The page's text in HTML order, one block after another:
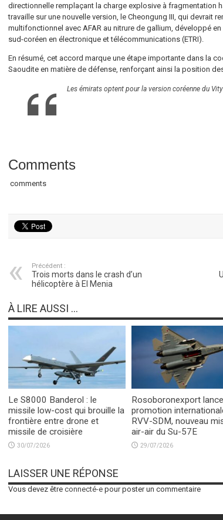
directionnelle remplaçant la charge explosive à fragmentation
travaille sur une nouvelle version, le Cheongung III, qui devrait
multifonctionnel avec AFAR au nitrure de gallium, développé
sud-coréen en électronique et télécommunications (ETRI).
En résumé, cet accord marque une étape importante dans la
Saoudite en matière de défense, renforçant ainsi la position
Les émirats optent pour la version coréenne du
Comments
comments
Précédent :
Trois morts dans le crash d’un
hélicoptère à El Menia
À LIRE AUSSI ...
Le S8000 Banderol : le
missile low-cost qui brouille la
frontière entre drone et
missile de croisière
30/07/2026
Rosoboronexport
promotion
RVV-SDM, nouveau
air-air du Su-57E
29/07/2026
LAISSER UNE RÉPONSE
Vous devez être connecté-epour poster un commentaire